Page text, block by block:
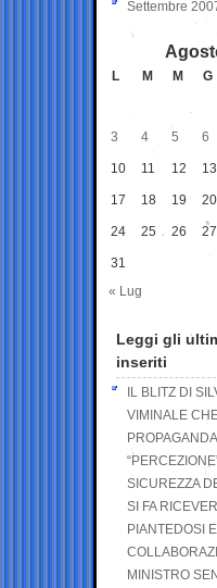
Settembre
L M M G
3 4 5 6
10 11 12 13
17 18 19 20
24 25 26 27
31
« Lug
Leggi gli
inseriti
IL BLITZ DI
VIMINALE
SICUREZZA
SI FA
PIANTEDOSI
MINISTRO